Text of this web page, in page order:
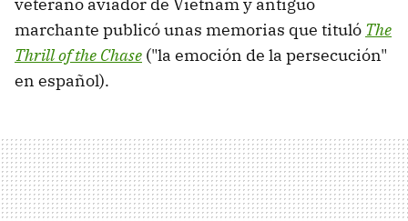
marchante publicó unas memorias que tituló The
Thrill of the Chase ("la emoción de la persecución"
en español).